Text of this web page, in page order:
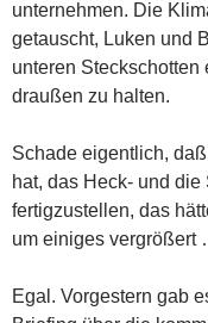
unternehmen. Die
getauscht, Luken und
unteren Steckschotten
draußen zu halten.
Schade eigentlich,
hat, das Heck- und
fertigzustellen, das
um einiges vergrößert
Egal. Vorgestern gab